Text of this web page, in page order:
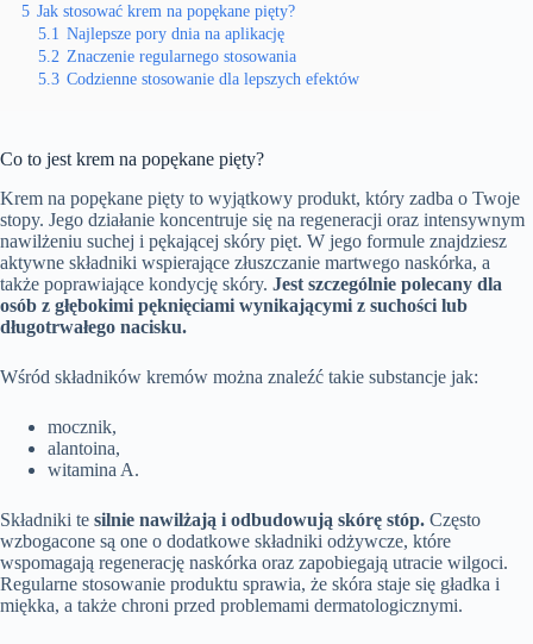
5 Jak stosować krem na popękane pięty?
5.1 Najlepsze pory dnia na aplikację
5.2 Znaczenie regularnego stosowania
5.3 Codzienne stosowanie dla lepszych efektów
Co to jest krem na popękane pięty?
Krem na popękane pięty to wyjątkowy produkt, który zadba o Twoje
stopy. Jego działanie koncentruje się na regeneracji oraz intensywnym
nawilżeniu suchej i pękającej skóry pięt. W jego formule znajdziesz
aktywne składniki wspierające złuszczanie martwego naskórka, a
także poprawiające kondycję skóry. Jest szczególnie polecany dla
osób z głębokimi pęknięciami wynikającymi z suchości lub
długotrwałego nacisku.
Wśród składników kremów można znaleźć takie substancje jak:
mocznik,
alantoina,
witamina A.
Składniki te silnie nawilżają i odbudowują skórę stóp. Często
wzbogacone są one o dodatkowe składniki odżywcze, które
wspomagają regenerację naskórka oraz zapobiegają utracie wilgoci.
Regularne stosowanie produktu sprawia, że skóra staje się gładka i
miękka, a także chroni przed problemami dermatologicznymi.